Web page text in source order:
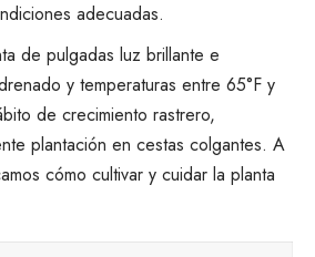
adecuadas.
de pulgadas luz brillante e
y temperaturas entre 65°F y
de crecimiento rastrero,
plantación en cestas colgantes. A
cómo cultivar y cuidar la planta